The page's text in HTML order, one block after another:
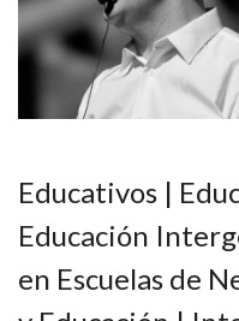
Educativos |
Educación
en Escuelas de